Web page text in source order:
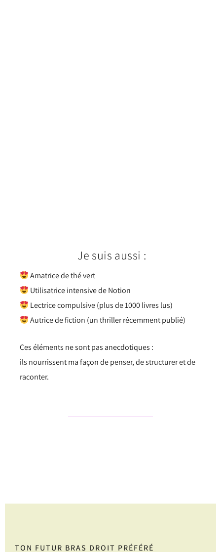
Je suis aussi :
Amatrice de thé vert
Utilisatrice intensive de Notion
Lectrice compulsive (plus de 1000 livres lus)
Autrice de fiction (un thriller récemment publié)
Ces éléments ne sont pas anecdotiques :
ils nourrissent ma façon de penser, de structurer et de
raconter.
TON FUTUR BRAS DROIT PRÉFÉRÉ